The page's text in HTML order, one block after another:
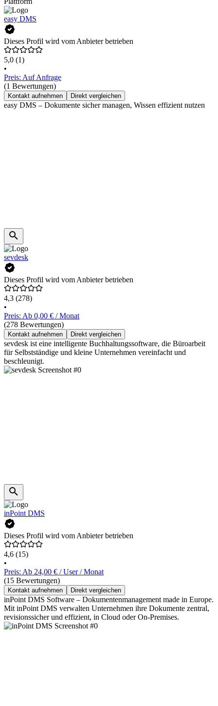
easy DMS
Dieses Profil wird vom Anbieter betrieben
5,0 (1)
•
Preis: Auf Anfrage
(1 Bewertungen)
Kontakt aufnehmen Direkt vergleichen
easy DMS – Dokumente sicher managen, Wissen effizient nutzen
sevdesk
Dieses Profil wird vom Anbieter betrieben
4,3 (278)
•
Preis: Ab 0,00 € / Monat
(278 Bewertungen)
Kontakt aufnehmen Direkt vergleichen
sevdesk ist eine intelligente Buchhaltungssoftware, die Büroarbeit
für Selbstständige und kleine Unternehmen vereinfacht und
beschleunigt.
inPoint DMS
Dieses Profil wird vom Anbieter betrieben
4,6 (15)
•
Preis: Ab 24,00 € / User / Monat
(15 Bewertungen)
Kontakt aufnehmen Direkt vergleichen
inPoint DMS Software – Dokumentenmanagement made in Europe.
Mit inPoint DMS verwalten Unternehmen ihre Dokumente zentral,
revisionssicher und effizient, in Cloud oder On-Premises.